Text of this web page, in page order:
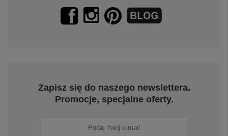
Zapisz się do naszego newslettera.
Promocje, specjalne oferty.